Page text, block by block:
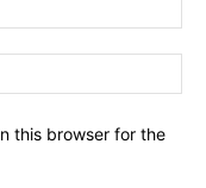
this browser for the